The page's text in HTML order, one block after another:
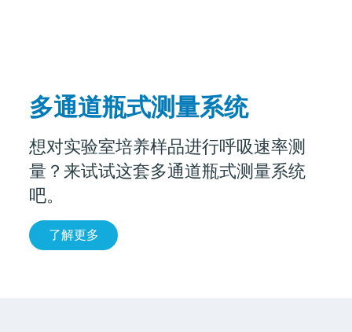
多通道瓶式测量系统
想对实验室培养样品进行呼吸速率测
量？来试试这套多通道瓶式测量系统
吧。
了解更多